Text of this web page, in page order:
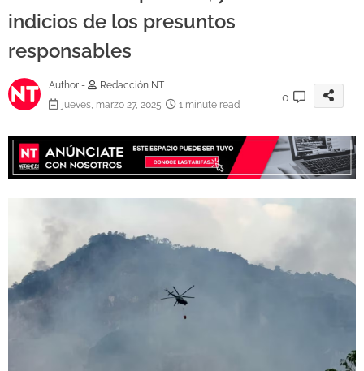
indicios de los presuntos
responsables
Author -
Redacción NT
jueves, marzo 27, 2025
1 minute read
0